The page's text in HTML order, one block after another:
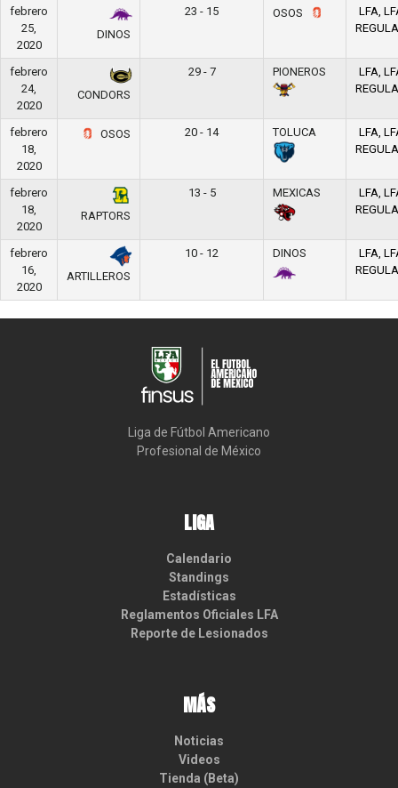
febrero
25,
2020
DINOS
23 - 15 OSOS
LFA,
febrero
24,
2020
CONDORS
29 - 7 PIONEROS
LFA,
febrero
18,
2020
OSOS 20 - 14 TOLUCA
LFA,
febrero
18,
2020
RAPTORS
13 - 5 MEXICAS
LFA,
febrero
16,
2020
ARTILLEROS
10 - 12 DINOS
LFA,
Liga de Fútbol Americano
Profesional de México
LIGA
Calendario
Standings
Estadísticas
Reglamentos Oficiales LFA
Reporte de Lesionados
MÁS
Noticias
Videos
Tienda (Beta)